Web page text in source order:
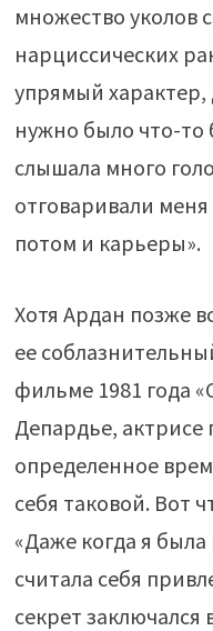
множество уколов
нарциссических
упрямый
нужно было что-то
слышала много
отговаривали
потом и карьеры».
Хотя Ардан позже
ее
фильме 1981 года
Депардье, актрисе
определенное
себя таковой. Вот
«Даже когда я
считала себя
секрет заключался